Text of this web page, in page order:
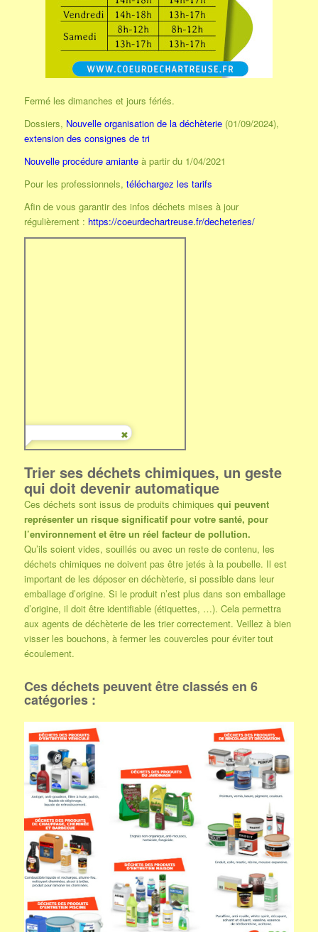
Fermé les dimanches et jours fériés.
Dossiers, Nouvelle organisation de la déchèterie(01/09/2024),
extension des consignes de tri
Nouvelle procédure amianteà partir du 1/04/2021
Pour les professionnels, téléchargez les tarifs
Afin de vous garantir des infos déchets mises à jour
régulièrement : https://coeurdechartreuse.fr/decheteries/
Trier ses déchets chimiques, un geste
qui doit devenir automatique
Ces déchets sont issus de produits chimiques qui peuvent
représenter un risque significatif pour votre santé, pour
l’environnement et être un réel facteur de pollution.
Qu’ils soient vides, souillés ou avec un reste de contenu, les
déchets chimiques ne doivent pas être jetés à la poubelle. Il est
important de les déposer en déchèterie, si possible dans leur
emballage d’origine. Si le produit n’est plus dans son emballage
d’origine, il doit être identifiable (étiquettes, …). Cela permettra
aux agents de déchèterie de les trier correctement. Veillez à bien
visser les bouchons, à fermer les couvercles pour éviter tout
écoulement.
Ces déchets peuvent être classés en 6
catégories :